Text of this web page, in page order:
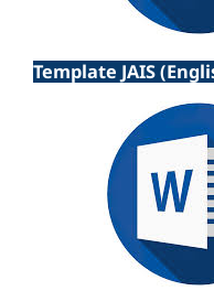
Template JAIS